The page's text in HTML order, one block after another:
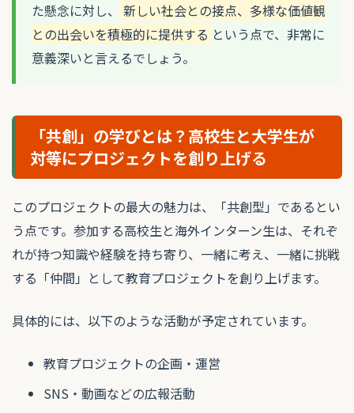
た懸念に対し、 新しい社会との接点、多様な価値観
との出会いを積極的に提供する という点で、非常に
意義深いと言えるでしょう。
「共創」の学びとは？高校生と大学生が
対等にプロジェクトを創り上げる
このプロジェクトの最大の魅力は、「共創型」であるとい
う点です。参加する高校生と海外インターン生は、それぞ
れが持つ知識や経験を持ち寄り、一緒に考え、一緒に挑戦
する「仲間」として教育プロジェクトを創り上げます。
具体的には、以下のような活動が予定されています。
教育プロジェクトの企画・運営
SNS・動画などの広報活動